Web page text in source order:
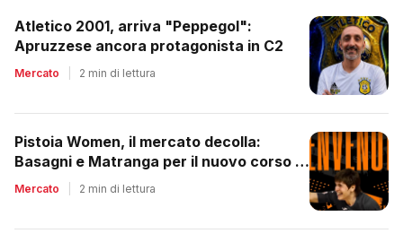
Atletico 2001, arriva "Peppegol":
Apruzzese ancora protagonista in C2
Mercato 2 min di lettura
Pistoia Women, il mercato decolla:
Basagni e Matranga per il nuovo corso di
Nico Lami
Mercato 2 min di lettura